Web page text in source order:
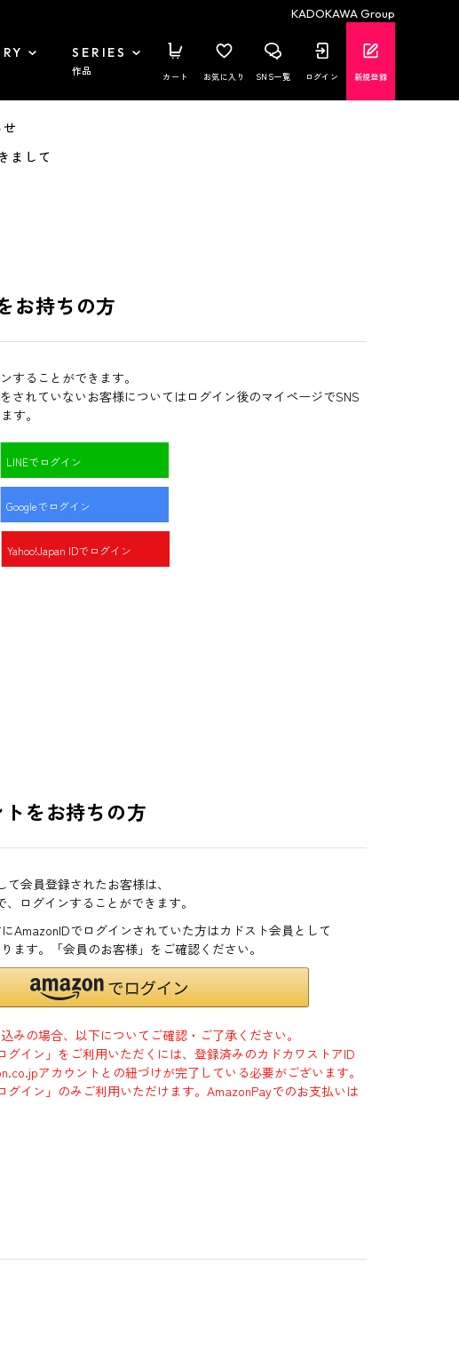
KADOKAWA Group
SERIES
作品 カート お気に入り SNS一覧 ログイン 新規登録
まして
お持ちの方
することができます。
されていないお客様についてはログイン後のマイページでSNS
す。
LINEでログイン
Googleでログイン
Yahoo!Japan IDでログイン
をお持ちの方
会員登録されたお客様は、
ログインすることができます。
にAmazonIDでログインされていた方はカドスト会員として
ます。「会員のお客様」をご確認ください。
みの場合、以下についてご確認・ご了承ください。
グイン」をご利用いただくには、登録済みのカドカワストアID
アカウントとの紐づけが完了している必要がございます。
グイン」のみご利用いただけます。AmazonPayでのお支払いは